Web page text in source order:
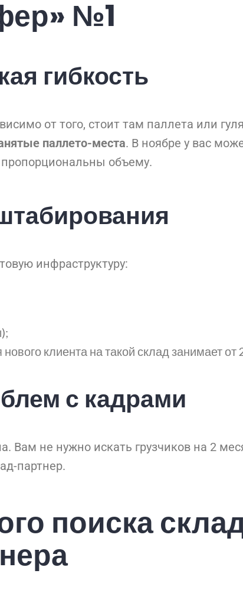
№1
гибкость
от того, стоит там паллета или
паллето-места. В ноябре у вас
пропорциональны объему.
инфраструктуру:
клиента на такой склад занимает от
с кадрами
Вам не нужно искать грузчиков на 2
партнер.
поиска